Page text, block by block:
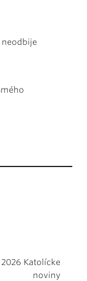
Katolícke
noviny